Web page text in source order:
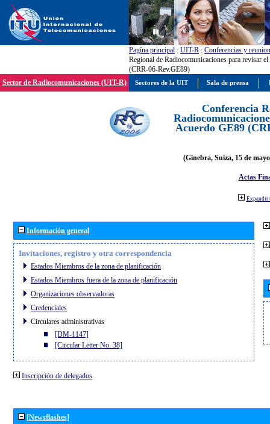
Pagína principal : UIT-R : Conferencias y
Regional de Radiocomunicaciones para revisar
(CRR-06-Rev.GE89)
Sector de Radiocomunicaciones (UIT-R)
Conferencia
Acuerdo GE89
(Ginebra, Suiza, 15 de
Actas
Expandir
Información general
Invitaciones, registro y otra correspondencia
Estados Miembros de la zona de planificación
Estados Miembros fuera de la zona de planificación
Organizaciones observadoras
Credenciales
Circulares administrativas
[DM-1147]
[Circular Letter No. 38]
Inscripción de delegados
[Newsflashes]
Sectores de la UIT Sala de prensa